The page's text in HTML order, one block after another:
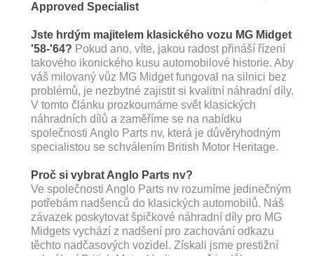
Approved Specialist
Jste hrdým majitelem klasického vozu MG Midget
'58-'64? Pokud ano, víte, jakou radost přináší řízení
takového ikonického kusu automobilové historie. Aby
váš milovaný vůz MG Midget fungoval na silnici bez
problémů, je nezbytné zajistit si kvalitní náhradní díly.
V tomto článku prozkoumáme svět klasických
náhradních dílů a zaměříme se na nabídku
společnosti Anglo Parts nv, která je důvěryhodným
specialistou se schválením British Motor Heritage.
Proč si vybrat Anglo Parts nv?
Ve společnosti Anglo Parts nv rozumíme jedinečným
potřebám nadšenců do klasických automobilů. Náš
závazek poskytovat špičkové náhradní díly pro MG
Midgets vychází z nadšení pro zachování odkazu
těchto nadčasových vozidel. Získali jsme prestižní